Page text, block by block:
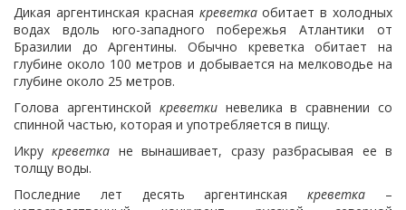
Дикая аргентинская красная креветкаобитает в холодных
водах вдоль юго-западного побережья Атлантики от
Бразилии до Аргентины. Обычно креветка обитает на
глубине около 100 метров и добывается на мелководье на
глубине около 25 метров.
Голова аргентинской креветкиневелика в сравнении со
спинной частью, которая и употребляется в пищу.
Икрукреветка не вынашивает, сразу разбрасывая ее в
толщу воды.
Последние лет десять аргентинскаякреветка –